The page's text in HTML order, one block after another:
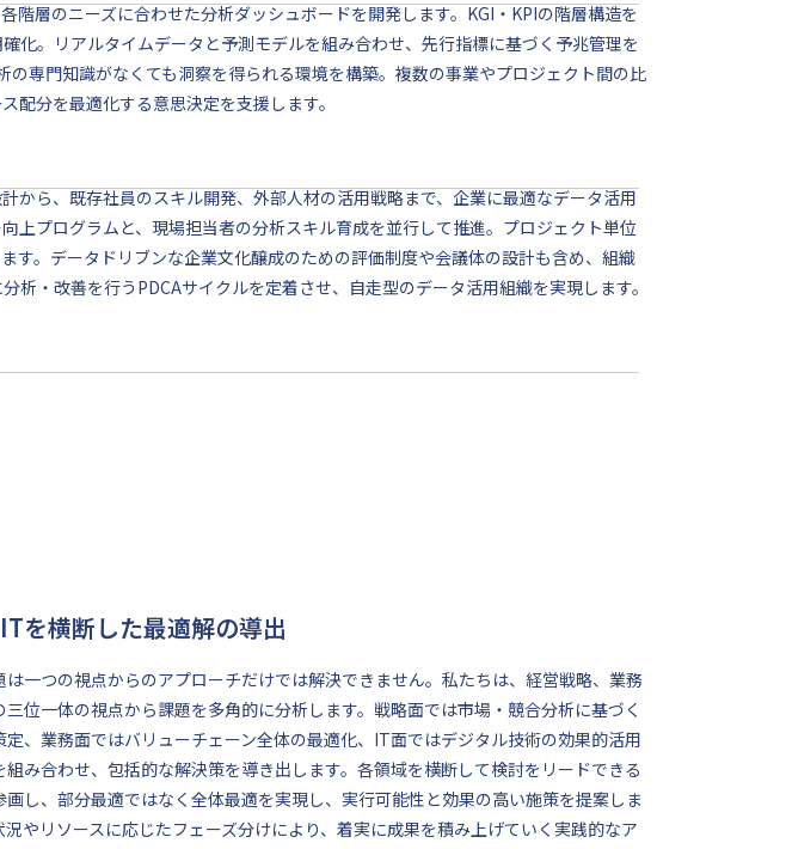
階層のニーズに合わせた分析ダッシュボードを開発します。KGI・KPIの階層構造を
化。リアルタイムデータと予測モデルを組み合わせ、先行指標に基づく予兆管理を
の専門知識がなくても洞察を得られる環境を構築。複数の事業やプロジェクト間の比
配分を最適化する意思決定を支援します。
から、既存社員のスキル開発、外部人材の活用戦略まで、企業に最適なデータ活用
上プログラムと、現場担当者の分析スキル育成を並行して推進。プロジェクト単位
す。データドリブンな企業文化醸成のための評価制度や会議体の設計も含め、組織
析・改善を行うPDCAサイクルを定着させ、自走型のデータ活用組織を実現します。
を横断した最適解の導出
一つの視点からのアプローチだけでは解決できません。私たちは、経営戦略、業務
位一体の視点から課題を多角的に分析します。戦略面では市場・競合分析に基づく
定、業務面ではバリューチェーン全体の最適化、IT面ではデジタル技術の効果的活用
み合わせ、包括的な解決策を導き出します。各領域を横断して検討をリードできる
画し、部分最適ではなく全体最適を実現し、実行可能性と効果の高い施策を提案しま
やリソースに応じたフェーズ分けにより、着実に成果を積み上げていく実践的なア